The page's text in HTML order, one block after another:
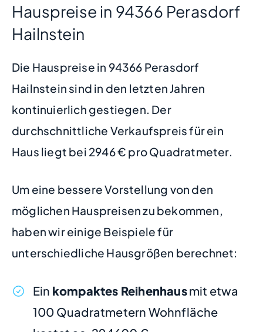
Hauspreise in 94366 Perasdorf
Hailnstein
Die Hauspreise in 94366 Perasdorf
Hailnstein sind in den letzten Jahren
kontinuierlich gestiegen. Der
durchschnittliche Verkaufspreis für ein
Haus liegt bei 2946 € pro Quadratmeter.
Um eine bessere Vorstellung von den
möglichen Hauspreisen zu bekommen,
haben wir einige Beispiele für
unterschiedliche Hausgrößen berechnet:
Ein kompaktes Reihenhausmit etwa
100 Quadratmetern Wohnfläche